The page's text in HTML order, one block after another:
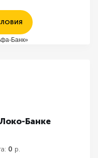
Банк»
Банке
0 р.